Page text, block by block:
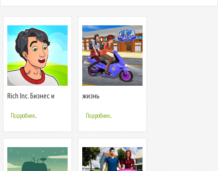
Rich Inc. Бизнес и
Подробнее...
жизнь
Подробнее...